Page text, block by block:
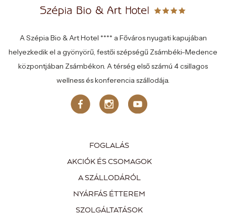
A Szépia Bio & Art Hotel **** a Főváros nyugati kapujában
helyezkedik el a gyönyörű, festői szépségű Zsámbéki-Medence
központjában Zsámbékon. A térség első számú 4 csillagos
wellness és konferencia szállodája.
FOGLALÁS
AKCIÓK ÉS CSOMAGOK
A SZÁLLODÁRÓL
NYÁRFÁS ÉTTEREM
SZOLGÁLTATÁSOK